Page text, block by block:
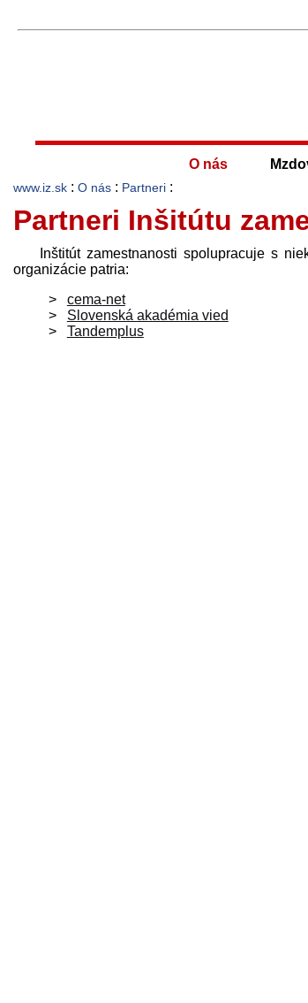
O nás
www.iz.sk : O nás : Partneri :
Partneri Inšitútu
Inštitút zamestnanosti spolupracuje s
organizácie patria:
cema-net
Slovenská akadémia vied
Tandemplus